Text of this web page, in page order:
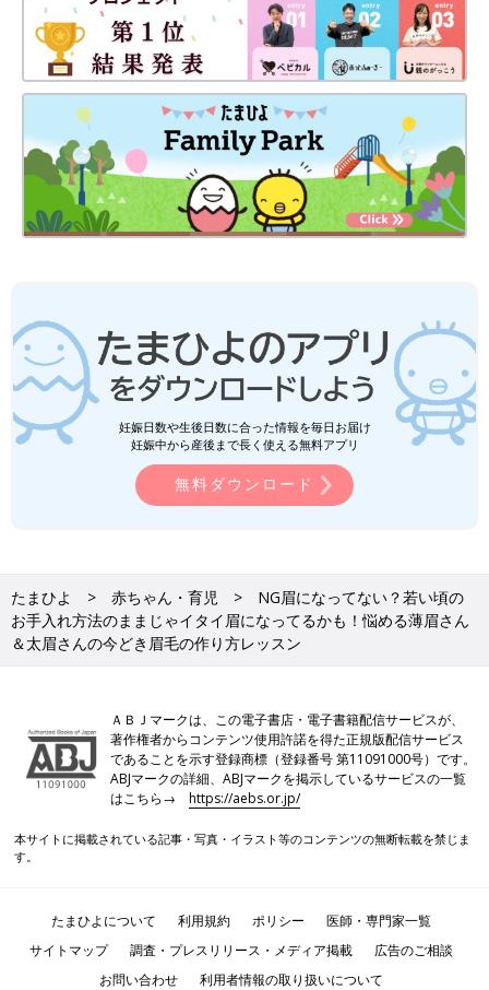
妊娠日数や生後日数に合った情報を毎日お届け
妊娠中から産後まで長く使える無料アプリ
無料ダウンロード
たまひよ 赤ちゃん・育児
NG眉になってない？若い頃の
お手入れ方法のままじゃイタイ眉になってるかも！悩める薄眉さん
＆太眉さんの今どき眉毛の作り方レッスン
ＡＢＪマークは、この電子書店・電子書籍配信サービスが、
著作権者からコンテンツ使用許諾を得た正規版配信サービス
であることを示す登録商標（登録番号 第11091000号）です。
ABJマークの詳細、ABJマークを掲示しているサービスの一覧
はこちら→https://aebs.or.jp/
本サイトに掲載されている記事・写真・イラスト等のコンテンツの無断転載を禁じま
す。
たまひよについて 利用規約 ポリシー
医師・専門家一覧
サイトマップ
調査・プレスリリース・メディア掲載
広告のご相談
お問い合わせ
利用者情報の取り扱いについて